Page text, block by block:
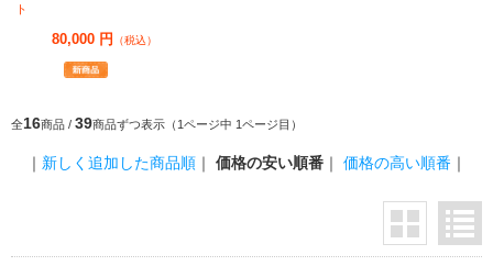
ト
80,000 円 （税込）
全16商品 / 39商品ずつ表示（1ページ中 1ページ目）
｜ 新しく追加した商品順 ｜ 価格の安い順番 ｜ 価格の高い順番 ｜